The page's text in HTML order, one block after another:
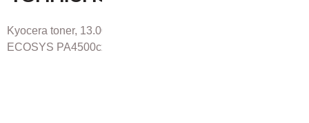
Kyocera toner, 13.000 strani A4 pri 5% pokritosti za
ECOSYS PA4500cx